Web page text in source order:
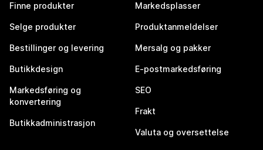
Finne produkter
Selge produkter
Bestillinger og levering
Butikkdesign
Markedsføring og
konvertering
Butikkadministrasjon
Markedsplasser
Produktanmeldelser
Mersalg og pakker
E-postmarkedsføring
SEO
Frakt
Valuta og oversettelse